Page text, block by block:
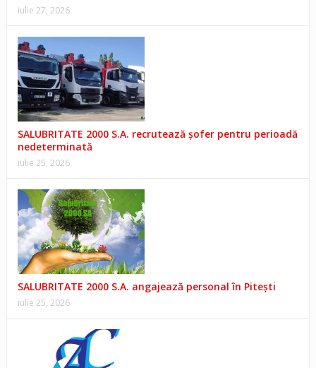
iulie 27, 2026
SALUBRITATE 2000 S.A. recrutează șofer pentru perioadă
nedeterminată
iulie 25, 2026
SALUBRITATE 2000 S.A. angajează personal în Pitești
iulie 25, 2026